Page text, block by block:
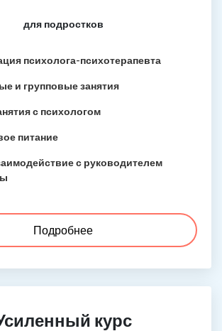
для подростков
психолога-психотерапевта
и групповые занятия
с психологом
питание
с руководителем
Подробнее
курс